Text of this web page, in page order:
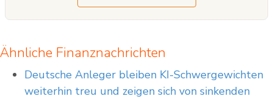
Ähnliche Finanznachrichten
Deutsche Anleger bleiben KI-Schwergewichten
weiterhin treu und zeigen sich von sinkenden